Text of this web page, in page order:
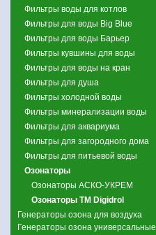
Фильтры воды для котлов
Фильтры для воды Big Blue
Фильтры для воды Барьер
Фильтры кувшины для воды
Фильтры для воды на кран
Фильтры для душа
Фильтры холодной воды
Фильтры минерализации воды
Фильтры для аквариума
Фильтры для загородного дома
Фильтры для питьевой воды
Озонаторы
Озонаторы АСКО-УКРЕМ
Озонаторы TM Digidrol
Генераторы озона для воздуха
Генераторы озона универсальные